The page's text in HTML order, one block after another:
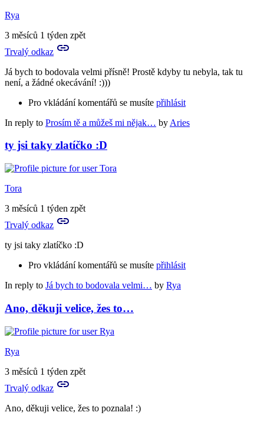
Rya
3 měsíců 1 týden zpět
Trvalý odkaz
Já bych to bodovala velmi přísně! Prostě kdyby tu nebyla, tak tu
není, a žádné okecávání! :)))
Pro vkládání komentářů se musíte přihlásit
In reply to Prosím tě a můžeš mi nějak… by Aries
ty jsi taky zlatíčko :D
Tora
3 měsíců 1 týden zpět
Trvalý odkaz
ty jsi taky zlatíčko :D
Pro vkládání komentářů se musíte přihlásit
In reply to Já bych to bodovala velmi… by Rya
Ano, děkuji velice, žes to…
Rya
3 měsíců 1 týden zpět
Trvalý odkaz
Ano, děkuji velice, žes to poznala! :)